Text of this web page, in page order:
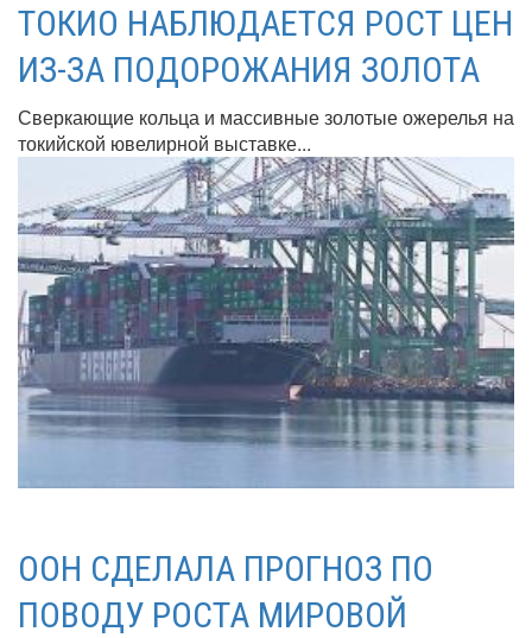
ТОКИО НАБЛЮДАЕТСЯ РОСТ ЦЕН
ИЗ-ЗА ПОДОРОЖАНИЯ ЗОЛОТА
Сверкающие кольца и массивные золотые ожерелья на
токийской ювелирной выставке...
ООН СДЕЛАЛА ПРОГНОЗ ПО
ПОВОДУ РОСТА МИРОВОЙ